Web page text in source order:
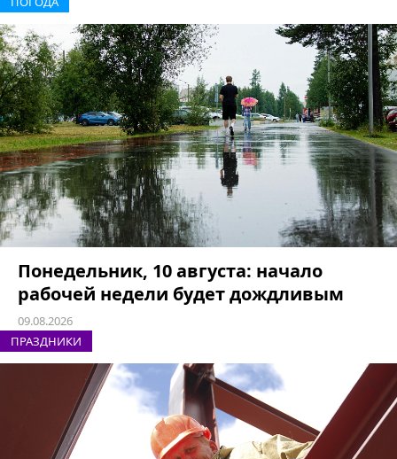
Понедельник, 10 августа: начало
рабочей недели будет дождливым
09.08.2026
ПРАЗДНИКИ